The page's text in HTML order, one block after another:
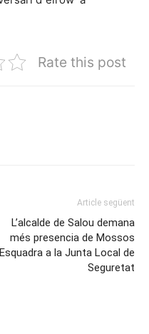
Rate this post
Article següent
L’alcalde de Salou demana
més presencia de Mossos
a la Junta Local de
Seguretat